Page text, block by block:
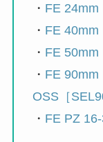
・ FE 24mm
・ FE 40mm
・ FE 50mm
・ FE 90mm
OSS［
・ FE PZ